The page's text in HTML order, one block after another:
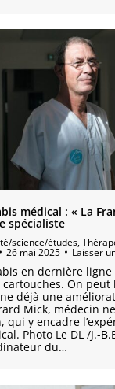
médical : « La
spécialiste
science/études,
26 mai 2025 Laisser
en dernière
On peut
déjà une
Mick, médecin
qui y encadre
Photo Le DL /J.-
du…